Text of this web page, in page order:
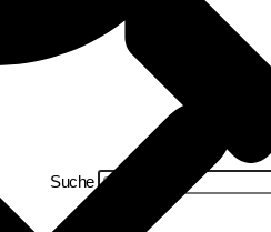
Suche